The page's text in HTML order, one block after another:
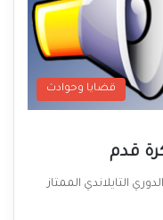
قضايا وحوادث
قدم
التايلاندي الممتاز